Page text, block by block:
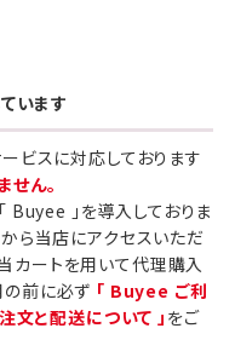
います
ビスに対応しております
ん。
」を導入しておりま
から当店にアクセスいただ
カートを用いて代理購入
の前に必ず 「 Buyee ご利
文と配送について 」をご